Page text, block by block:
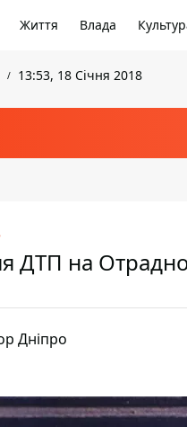
Життя Влада
13:53, 18 Січня 2018
ДТП на
Дніпро